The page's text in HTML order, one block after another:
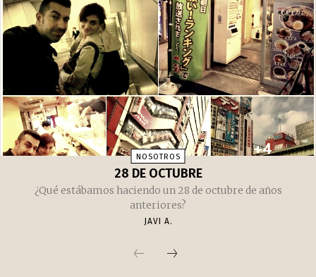
NOSOTROS
28 DE OCTUBRE
¿Qué estábamos haciendo un 28 de octubre de años
anteriores?
JAVI A.